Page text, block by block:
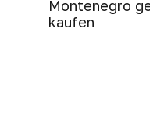
Montenegro
kaufen